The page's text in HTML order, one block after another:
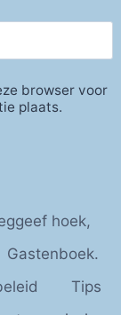
browser voor
plaats.
hoek,
Gastenboek.
Tips